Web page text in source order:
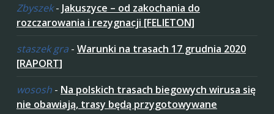
Zbyszek- Jakuszyce – od zakochania do
rozczarowania i rezygnacji [FELIETON]
staszek gra - Warunki na trasach 17 grudnia 2020
[RAPORT]
wososh - Na polskich trasach biegowych wirusa się
nie obawiają, trasy będą przygotowywane